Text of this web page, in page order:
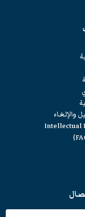
والإلغاء
Intellectual